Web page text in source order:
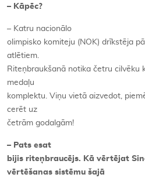
– Kāpēc?
– Katru nacionālo
olimpisko komiteju (NOK) drīkstēja
atlētiem.
Riteņbraukšanā notika četru cilvēku
medaļu
komplektu. Viņu vietā aizvedot,
cerēt uz
četrām godalgām!
– Pats esat
bijis riteņbraucējs. Kā vērtējat
vērtēšanas sistēmu šajā